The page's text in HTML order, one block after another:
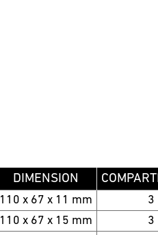
DIMENSION
110 x 67 x 11 mm
3
110 x 67 x 15 mm
3